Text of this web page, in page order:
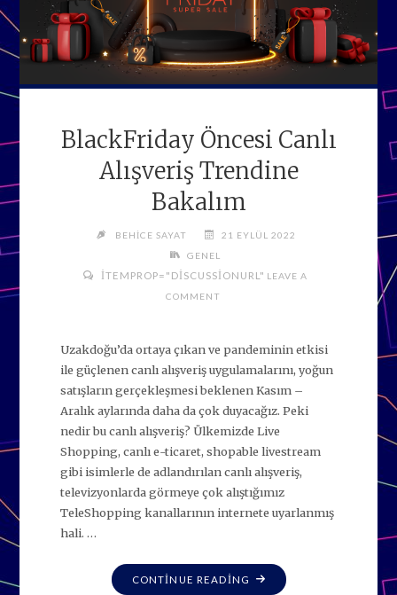
BlackFriday Öncesi Canlı
Alışveriş Trendine
Bakalım
BEHICE SAYAT
21 EYLÜL 2022
GENEL
ITEMPROP="DISCUSSIONURL" LEAVE A
COMMENT
Uzakdoğu’da ortaya çıkan ve pandeminin etkisi
ile güçlenen canlı alışveriş uygulamalarını, yoğun
satışların gerçekleşmesi beklenen Kasım –
Aralık aylarında daha da çok duyacağız. Peki
nedir bu canlı alışveriş? Ülkemizde Live
Shopping, canlı e-ticaret, shopable livestream
gibi isimlerle de adlandırılan canlı alışveriş,
televizyonlarda görmeye çok alıştığımız
TeleShopping kanallarının internete uyarlanmış
hali. …
CONTINUE READING "BLACKFRIDAY